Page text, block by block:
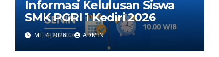
Informasi Kelulusan Siswa
SMK PGRI 1 Kediri 2026
MEI 4, 2026 ADMIN